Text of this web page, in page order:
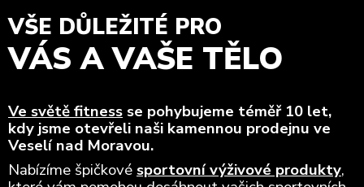
VŠE DŮLEŽITÉ PRO
VÁS A VAŠE TĚLO
Ve světě fitness se pohybujeme téměř 10 let,
kdy jsme otevřeli naši kamennou prodejnu ve
Veselí nad Moravou.
Nabízíme špičkové sportovní výživové produkty,